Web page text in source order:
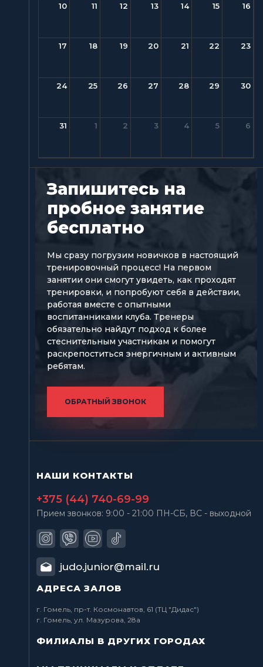
10 11 12 13 14 15 16
17 18 19 20 21 22 23
24 25 26 27 28 29 30
31 1 2 3 4 5 6
Запишитесь на
пробное занятие
бесплатно
Мы сразу погрузим новичков в настоящий
тренировочный процесс! На первом
занятии они смогут увидеть, как проходят
тренировки, и попробуют себя в действии,
работая вместе с опытными
воспитанниками клуба. Тренеры
обязательно найдут подход к более
стеснительным участникам и помогут
раскрепоститься энергичным и активным
ребятам.
ОБРАТНЫЙ ЗВОНОК
НАШИ КОНТАКТЫ
+375 (44) 740-69-99
Прием звонков: 9:00 - 21:00 ПН-СБ, ВС - выходной
judo.junior@mail.ru
АДРЕСА ЗАЛОВ
г. Гомель, пр-т. Космонавтов, 61 (ТЦ "Дидас")
г. Гомель, ул. Мазурова, 28а
ФИЛИАЛЫ В ДРУГИХ ГОРОДАХ